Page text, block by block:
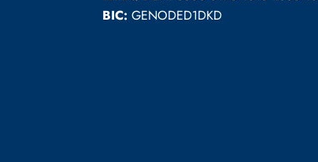
BIC:GENODED1DKD